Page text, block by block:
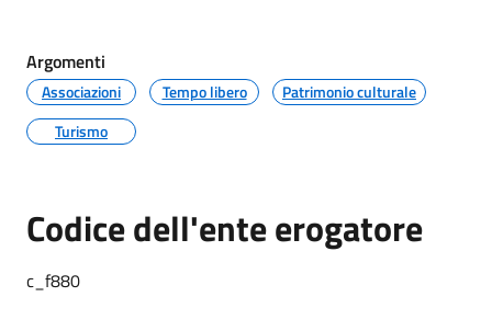
Argomenti
Associazioni Tempo libero
Patrimonio culturale
Turismo
Codice dell'ente erogatore
c_f880